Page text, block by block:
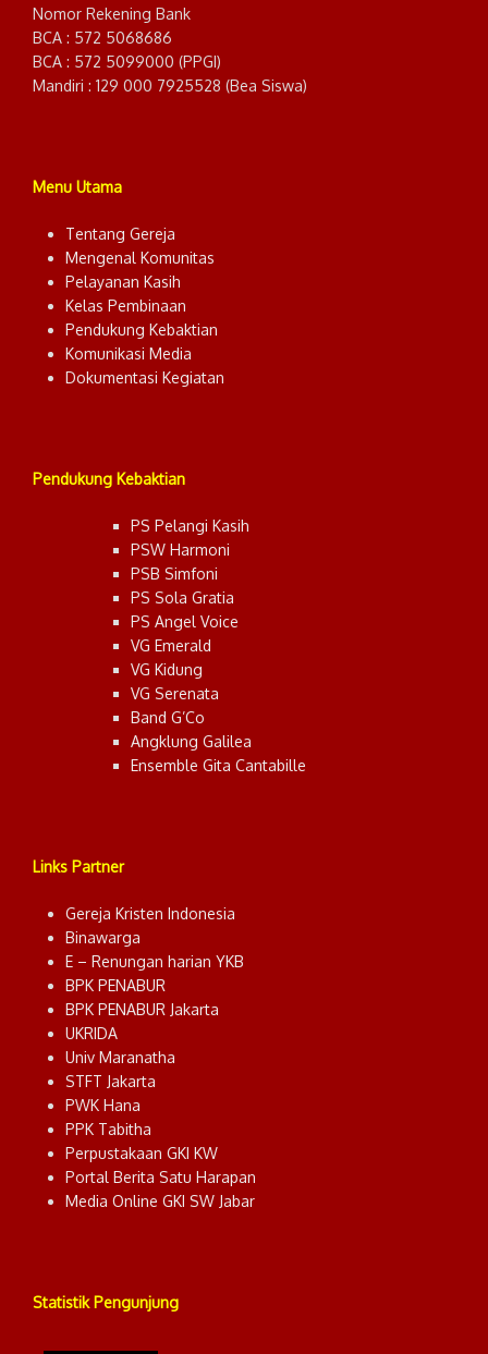
Nomor Rekening Bank
BCA : 572 5068686
BCA : 572 5099000 (PPGI)
Mandiri : 129 000 7925528 (Bea Siswa)
Menu Utama
Tentang Gereja
Mengenal Komunitas
Pelayanan Kasih
Kelas Pembinaan
Pendukung Kebaktian
Komunikasi Media
Dokumentasi Kegiatan
Pendukung Kebaktian
PS Pelangi Kasih
PSW Harmoni
PSB Simfoni
PS Sola Gratia
PS Angel Voice
VG Emerald
VG Kidung
VG Serenata
Band G’Co
Angklung Galilea
Ensemble Gita Cantabille
Links Partner
Gereja Kristen Indonesia
Binawarga
E – Renungan harian YKB
BPK PENABUR
BPK PENABUR Jakarta
UKRIDA
Univ Maranatha
STFT Jakarta
PWK Hana
PPK Tabitha
Perpustakaan GKI KW
Portal Berita Satu Harapan
Media Online GKI SW Jabar
Statistik Pengunjung